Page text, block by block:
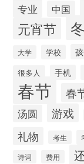
专业 中国
元宵节
大学 学校
很多人 手机
春节 春
汤圆 游戏
礼物 考生
诗词 费用